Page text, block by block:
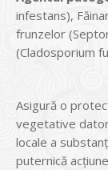
infestans),
frunzelor
(Cladosporium
Asigură o
vegetative
locale a
puternică